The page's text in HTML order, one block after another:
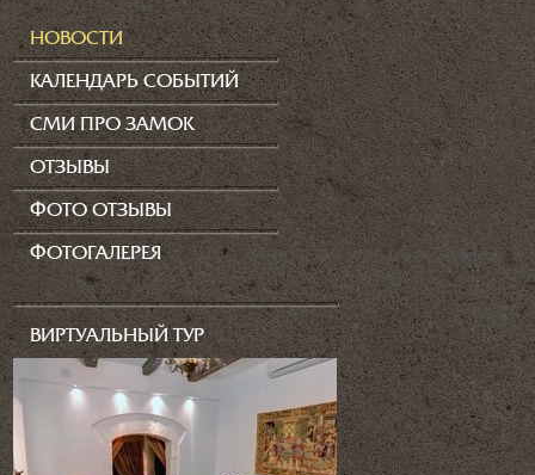
НОВОСТИ
КАЛЕНДАРЬ СОБЫТИЙ
СМИ ПРО ЗАМОК
ОТЗЫВЫ
ФОТО ОТЗЫВЫ
ФОТОГАЛЕРЕЯ
ВИРТУАЛЬНЫЙ ТУР